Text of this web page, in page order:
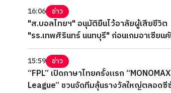
16:06 ข่าว
"ส.บอลไทยฯ" อนุมัติยืนไว้อาลัยผู้เสียชีวิต
"รร.เทพศิรินทร์ นนทบุรี" ก่อนเกมอาเซียน
15:59 ข่าว
“FPL” เปิดภาษาไทยครั้งแรก “MONOMAX
League” ชวนจัดทีมลุ้นรางวัลใหญ่ตลอดซี